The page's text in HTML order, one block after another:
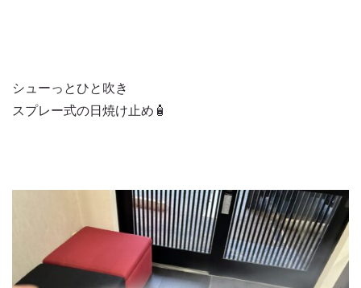
シューっとひと吹き
スプレー式の日焼け止め🧴